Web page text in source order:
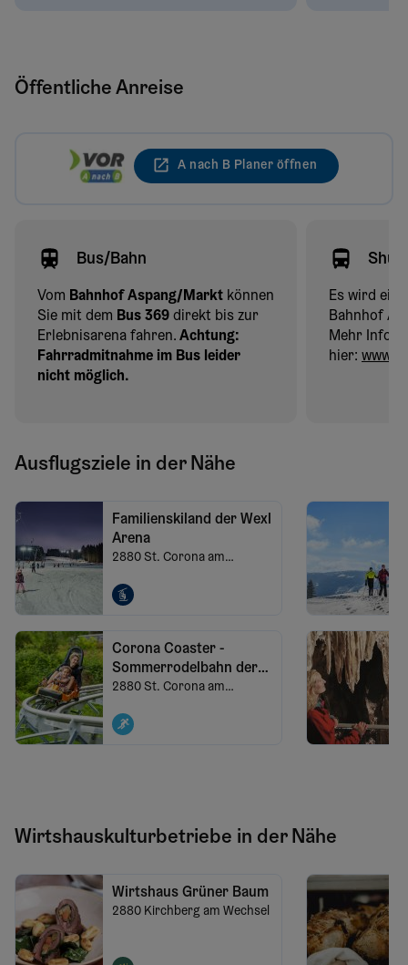
Öffentliche Anreise
A nach B Planer öffnen
Bus/Bahn
Vom Bahnhof Aspang/Markt können
Sie mit dem Bus 369 direkt bis zur
Erlebnisarena fahren. Achtung:
Fahrradmitnahme im Bus leider
nicht möglich.
Es wird ein
Bahnhof
Mehr Infos
hier:
Ausflugsziele in der Nähe
Familienskiland der Wexl
Arena
2880 St. Corona am
Corona Coaster -
Sommerrodelbahn der
Wexl Arena
2880 St. Corona am
Wirtshauskulturbetriebe in der Nähe
Wirtshaus Grüner Baum
2880 Kirchberg am Wechsel